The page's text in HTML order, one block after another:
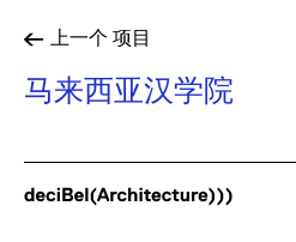
上一个 项目
马来西亚汉学院